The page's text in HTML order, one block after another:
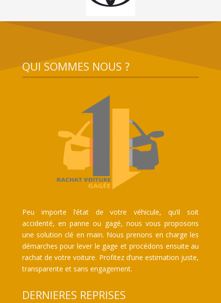
QUI SOMMES NOUS ?
Peu importe l’état de votre véhicule, qu’il soit
accidenté, en panne ou gagé, nous vous proposons
une solution clé en main. Nous prenons en charge les
démarches pour lever le gage et procédons ensuite au
rachat de votre voiture. Profitez d’une estimation juste,
transparente et sans engagement.
DERNIERES REPRISES